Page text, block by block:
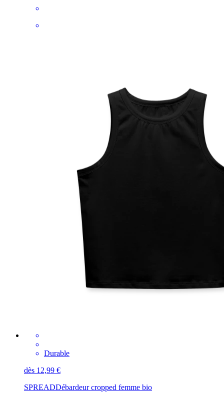
Durable
dès 12,99 €
SPREADDébardeur cropped femme bio